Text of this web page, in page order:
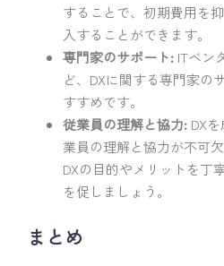
することで、初期費用を
入することができます。
専門家のサポート: ITベン
ど、DXに関する専門家の
すすめです。
従業員の理解と協力: DX
業員の理解と協力が不可
DXの目的やメリットを丁
を促しましょう。
まとめ